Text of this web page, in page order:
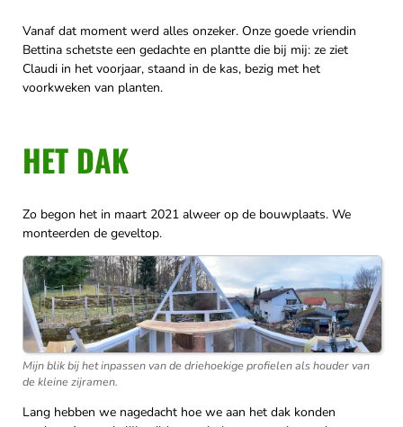
Vanaf dat moment werd alles onzeker. Onze goede vriendin
Bettina schetste een gedachte en plantte die bij mij: ze ziet
Claudi in het voorjaar, staand in de kas, bezig met het
voorkweken van planten.
HET DAK
Zo begon het in maart 2021 alweer op de bouwplaats. We
monteerden de geveltop.
Mijn blik bij het inpassen van de driehoekige profielen als houder van
de kleine zijramen.
Lang hebben we nagedacht hoe we aan het dak konden